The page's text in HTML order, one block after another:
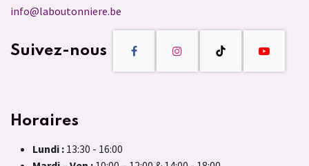
info@laboutonniere.be
Suivez-nous
Horaires
Lundi : 13:30 - 16:00